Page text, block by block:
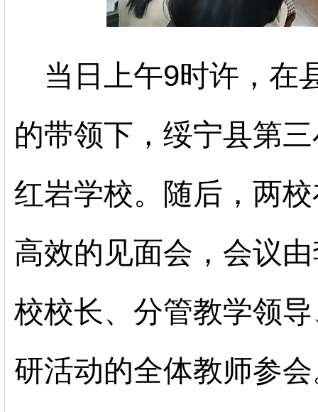
当日上午9时许，在
的带领下，绥宁县第
红岩学校。随后，两
高效的见面会，会议
校校长、分管教学领
研活动的全体教师参